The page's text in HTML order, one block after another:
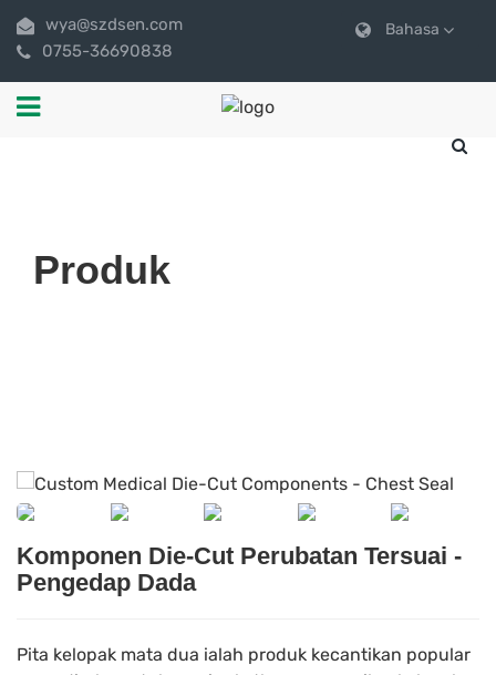
wya@szdsen.com
0755-36690838
Bahasa
Produk
Komponen Die-Cut Perubatan Tersuai -
Pengedap Dada
Pita kelopak mata dua ialah produk kecantikan popular